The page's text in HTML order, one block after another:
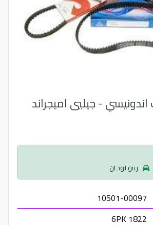
سير رينو اوبتك اندونيسي - جيليي اميجراند
رينو لوجان
10501-00097
6PK 1822